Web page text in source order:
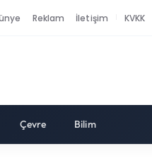
Reklam İletişim KVKK
Çevre Bilim